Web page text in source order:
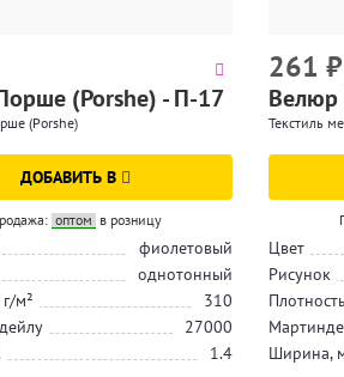
(Porshe) - П-17
(Porshe)
ДОБАВИТЬ В
оптом в розницу
фиолетовый
однотонный
м²
310
27000
1.4
261 ₽
Велюр
Текстиль
Цвет
Рисунок
Ширина,